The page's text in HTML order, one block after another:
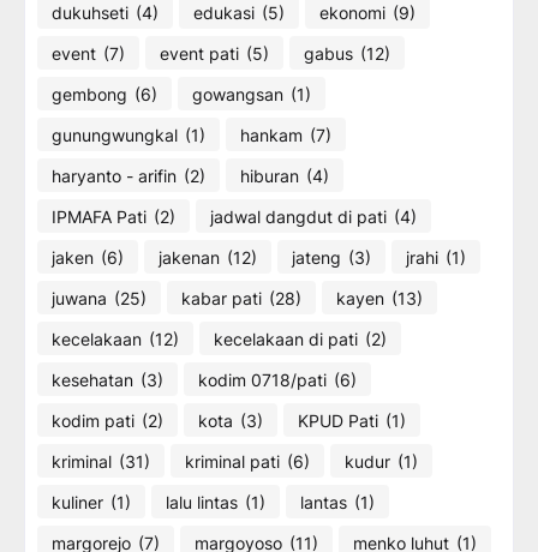
dukuhseti (4) edukasi (5) ekonomi (9)
event (7) event pati (5) gabus (12)
gembong (6) gowangsan (1)
gunungwungkal (1) hankam (7)
haryanto - arifin (2) hiburan (4)
IPMAFA Pati (2) jadwal dangdut di pati (4)
jaken (6) jakenan (12) jateng (3) jrahi (1)
juwana (25) kabar pati (28) kayen (13)
kecelakaan (12) kecelakaan di pati (2)
kesehatan (3) kodim 0718/pati (6)
kodim pati (2) kota (3) KPUD Pati (1)
kriminal (31) kriminal pati (6) kudur (1)
kuliner (1) lalu lintas (1) lantas (1)
margorejo (7) margoyoso (11) menko luhut (1)